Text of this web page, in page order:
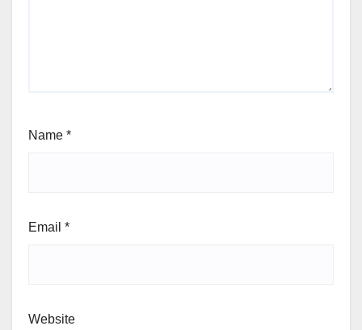
Name *
Email *
Website